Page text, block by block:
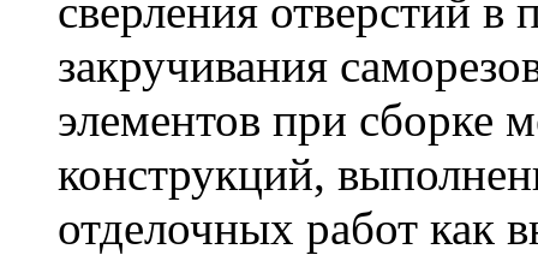
сверления отверстий в
закручивания
элементов при сборке
конструкций,
отделочных работ как